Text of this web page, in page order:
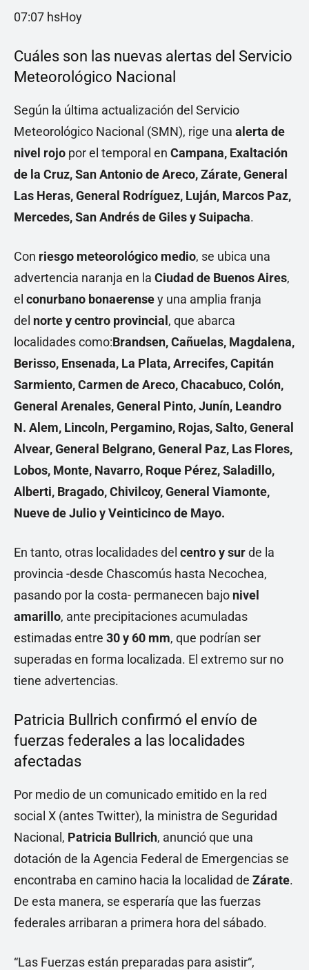
07:07 hsHoy
Cuáles son las nuevas alertas del Servicio
Meteorológico Nacional
Según la última actualización del Servicio
Meteorológico Nacional (SMN), rige una alerta de
nivel rojo por el temporal en Campana, Exaltación
de la Cruz, San Antonio de Areco, Zárate, General
Las Heras, General Rodríguez, Luján, Marcos Paz,
Mercedes, San Andrés de Giles y Suipacha.
Con riesgo meteorológico medio, se ubica una
advertencia naranja en la Ciudad de Buenos Aires,
el conurbano bonaerensey una amplia franja
del norte y centro provincial, que abarca
localidades como:Brandsen, Cañuelas, Magdalena,
Berisso, Ensenada, La Plata, Arrecifes, Capitán
Sarmiento, Carmen de Areco, Chacabuco, Colón,
General Arenales, General Pinto, Junín, Leandro
N. Alem, Lincoln, Pergamino, Rojas, Salto, General
Alvear, General Belgrano, General Paz, Las Flores,
Lobos, Monte, Navarro, Roque Pérez, Saladillo,
Alberti, Bragado, Chivilcoy, General Viamonte,
Nueve de Julio y Veinticinco de Mayo.
En tanto, otras localidades del centro y surde la
provincia -desde Chascomús hasta Necochea,
pasando por la costa- permanecen bajo nivel
amarillo, ante precipitaciones acumuladas
estimadas entre 30 y 60 mm, que podrían ser
superadas en forma localizada. El extremo sur no
tiene advertencias.
Patricia Bullrich confirmó el envío de
fuerzas federales a las localidades
afectadas
Por medio de un comunicado emitido en la red
social X (antes Twitter), la ministra de Seguridad
Nacional, Patricia Bullrich, anunció que una
dotación de la Agencia Federal de Emergencias se
encontraba en camino hacia la localidad de Zárate.
De esta manera, se esperaría que las fuerzas
federales arribaran a primera hora del sábado.
“Las Fuerzas están preparadas para asistir“,